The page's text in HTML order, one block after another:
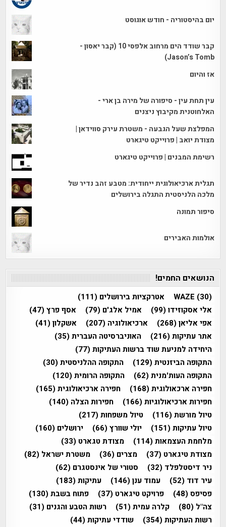
יום בהיסטוריה - חודש אוגוסט
קבר שודד הים מרחוב אלפסי 10 (קבר יאסון -
Jason’s Tomb)
אז והיום
עין תחת עין - סיפורה של מירה בן ארי -
האלחוטנית מקיבוץ ניצנים
המפלצת שעל הגבעה - משטרת עירק סווידאן |
מצודת יואב | פרוייקט טיגארט
רשימת המבנים | פרוייקט טיגארט
תגלית ארכיאולוגית ייחודית: מטבע זהב נדיר של
מלכה הלניסטית התגלה בירושלים
סיפור תמונה
אולמות האבירים
הנושאים החמים!
WAZE (30) אטרקציות בירושלים (111)
אלי אסקוזידו(99) אמיל אלג'ם (79) אסף פרץ(47)
אפי אליאן(268) ארכיאולוגיה (207) אשקלון(41)
אתר עתיקות(216) האוניברסיטה העברית(35)
היחידה למניעת שוד ברשות העתיקות(77)
התקופה הביזנטית(129) התקופה ההלניסטית(30)
התקופה העות'מנית(62) התקופה הרומית(120)
חפירה ארכאולוגית(168) חפירה ארכיאולוגית(165)
חפירות ארכיאולוגיות(166) חפירות הצלה (140)
טיול מורשת(116) טיול משפחות(217)
טיול עתיקות(151) יולי שוורץ(66) ירושלים (160)
מלחמת העצמאות(114) מצודת טגארט (33)
מצודת טיגארט (37) מצרים (36) משטרת ישראל (82)
ניר דיסטלפלד (32) סטורי של אינסטגרם (62)
עיר דוד (52) עמוד ענן(146) עתיקות(183)
פסיפס(48) פרויקט טיגארט (37) פתוח בשבת(130)
צה"ל (80) קלרה עמית(51) רשות הטבע והגנים (31)
רשות העתיקות(354) שודדי עתיקות(44)